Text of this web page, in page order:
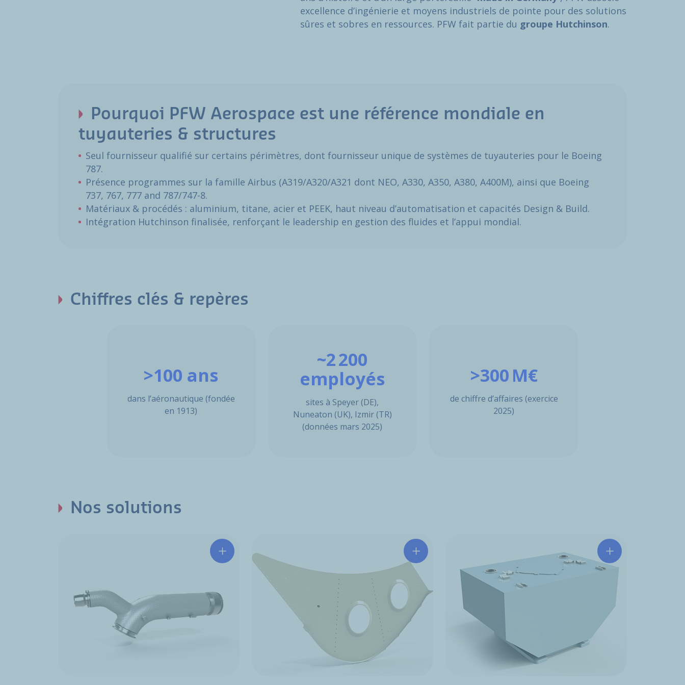
excellence d’ingénierie et moyens industriels de pointe pour des solutions
sûres et sobres en ressources. PFW fait partie du groupe Hutchinson.
Pourquoi PFW Aerospace est une référence mondiale en
tuyauteries & structures
Seul fournisseur qualifié sur certains périmètres, dont fournisseur unique de systèmes de tuyauteries pour le Boeing
787.
Présence programmes sur la famille Airbus (A319/A320/A321 dont NEO, A330, A350, A380, A400M), ainsi que Boeing
737, 767, 777 and 787/747-8.
Matériaux & procédés : aluminium, titane, acier et PEEK, haut niveau d’automatisation et capacités Design & Build.
Intégration Hutchinson finalisée, renforçant le leadership en gestion des fluides et l’appui mondial.
Chiffres clés & repères
>100 ans
dans l’aéronautique (fondée
en 1913)
~2 200
employés
sites à Speyer (DE),
Nuneaton (UK), Izmir (TR)
(données mars 2025)
>300 M€
de chiffre d’affaires (exercice
2025)
Nos solutions